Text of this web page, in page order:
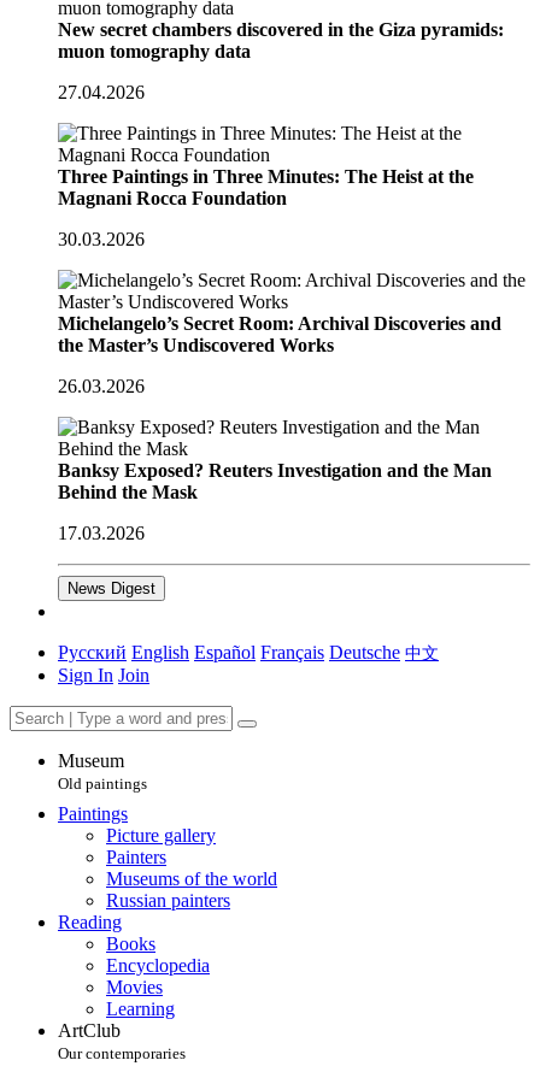
New secret chambers discovered in the Giza pyramids:
muon tomography data
27.04.2026
Three Paintings in Three Minutes: The Heist at the
Magnani Rocca Foundation
30.03.2026
Michelangelo’s Secret Room: Archival Discoveries and
the Master’s Undiscovered Works
26.03.2026
Banksy Exposed? Reuters Investigation and the Man
Behind the Mask
17.03.2026
News Digest
Русский English Español Français Deutsche 中文
Sign In Join
Museum
Old paintings
Paintings
Picture gallery
Painters
Museums of the world
Russian painters
Reading
Books
Encyclopedia
Movies
Learning
ArtClub
Our contemporaries